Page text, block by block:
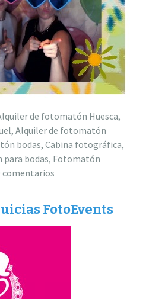
de fotomatón Huesca,
, Alquiler de fotomatón
bodas, Cabina fotográfica,
bodas, Fotomatón
comentarios
FotoEvents